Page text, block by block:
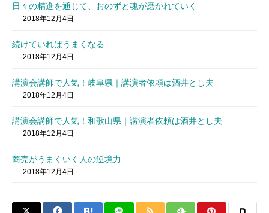
日々の精進を通じて、おのずと魂が磨かれていく
2018年12月4日
続けていればうまくなる
2018年12月4日
講演会講師で人気！岐阜県｜講演者依頼は酒井とし夫
2018年12月4日
講演会講師で人気！和歌山県｜講演者依頼は酒井とし夫
2018年12月4日
商売がうまくいく人の逆境力
2018年12月4日